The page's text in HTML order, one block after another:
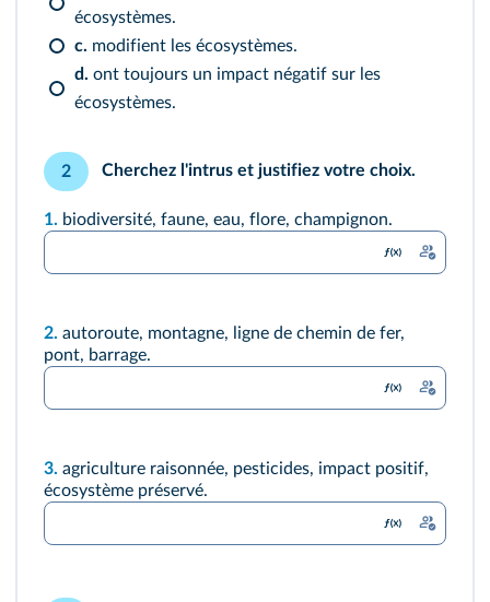
écosystèmes.
c. modifient les écosystèmes.
d. ont toujours un impact négatif sur les
écosystèmes.
2 Cherchez l'intrus et justifiez votre choix.
1. biodiversité, faune, eau, flore, champignon.
2. autoroute, montagne, ligne de chemin de fer,
pont, barrage.
3. agriculture raisonnée, pesticides, impact positif,
écosystème préservé.